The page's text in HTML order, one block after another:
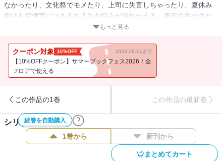
なかったり、文化祭でモメたり、上司に失言しちゃったり、夏休み
明けも保健室にはあるあるなお悩みが溢れかえる。逢沢先生のクセ
強めな導きは、今巻も迷える子羊たちの救いとなる（かもしれな
もっと見る
クーポン対象 10%OFF 2026.08.11まで
【10%OFFクーポン】サマーブックフェス2026！全
フロアで使える
この作品の1巻 この作品の最新巻
続巻を自動購入
シリーズ作品(3件)
1巻から 新刊から
まとめてカート